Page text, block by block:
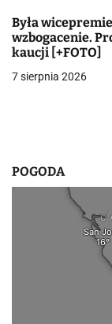
i
s
u
Była
wzbogacenie.
kaucji [+FOTO]
7 sierpnia 2026
POGODA